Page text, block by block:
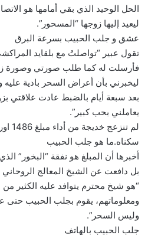
الحل الوحيد الذي بقي أمامها هو
ليعيد إليها زوجها “المسحور”.
عشق و جلب الحبيب بسرعة البرق
تقول عبير “تواصلتُ مع بلقايد
فأرسلت له كما طلب صورتي وصورة
ليخبرني بأن أعراض السحر بادية
بعد سبعة أيام بالضبط عادت علاقتي
يعاملني بحب كبير”.
لم
سكناه.ما هو جلب الحبيب
أخبرها أن المبلغ هو نفقة “البخور”
بل دافعت عن الشيخ المعالج الروحاني
“هو شيخ محترم يتوافد عليه الكثير
ومعلوماتهم، يقوم بجلب الحبيب
وليس السحر”.
جلب الحبيب بالهاتف